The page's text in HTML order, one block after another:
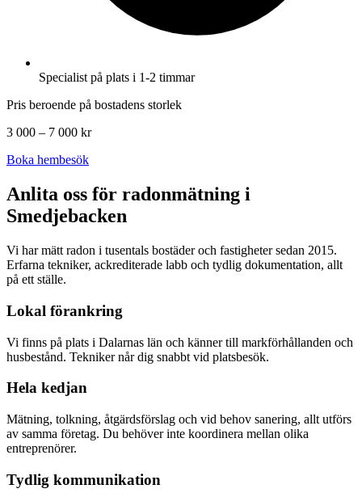
Specialist på plats i 1-2 timmar
Pris beroende på bostadens storlek
3 000 – 7 000 kr
Boka hembesök
Anlita oss för radonmätning i
Smedjebacken
Vi har mätt radon i tusentals bostäder och fastigheter sedan 2015.
Erfarna tekniker, ackrediterade labb och tydlig dokumentation, allt
på ett ställe.
Lokal förankring
Vi finns på plats i Dalarnas län och känner till markförhållanden och
husbestånd. Tekniker når dig snabbt vid platsbesök.
Hela kedjan
Mätning, tolkning, åtgärdsförslag och vid behov sanering, allt utförs
av samma företag. Du behöver inte koordinera mellan olika
entreprenörer.
Tydlig kommunikation